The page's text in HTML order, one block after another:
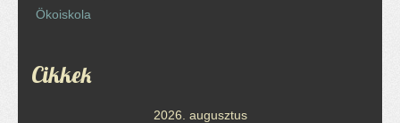
Ökoiskola
Cikkek
2026. augusztus